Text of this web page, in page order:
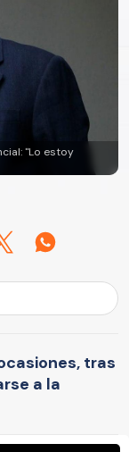
"Lo estoy
tras
a la